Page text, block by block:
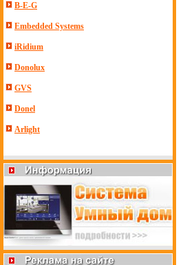
B-E-G
Embedded Systems
iRidium
Donolux
GVS
Donel
Arlight